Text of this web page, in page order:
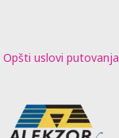
Opšti uslovi putovanja